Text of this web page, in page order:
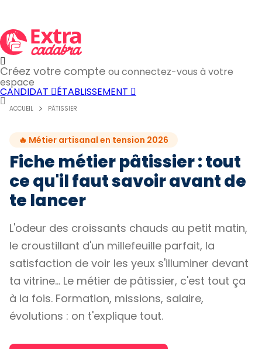
Créez votre compte ou connectez-vous à votre
espace
CANDIDAT ÉTABLISSEMENT
ACCUEIL PÂTISSIER
🔥 Métier artisanal en tension 2026
Fiche métier pâtissier : tout
ce qu'il faut savoir avant de
te lancer
L'odeur des croissants chauds au petit matin,
le croustillant d'un millefeuille parfait, la
satisfaction de voir les yeux s'illuminer devant
ta vitrine… Le métier de pâtissier, c'est tout ça
à la fois. Formation, missions, salaire,
évolutions : on t'explique tout.